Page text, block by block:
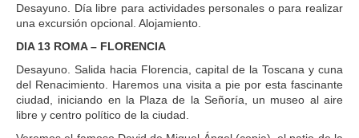
Desayuno. Día libre para actividades personales o para realizar
una excursión opcional. Alojamiento.
DIA 13 ROMA – FLORENCIA
Desayuno. Salida hacia Florencia, capital de la Toscana y cuna
del Renacimiento. Haremos una visita a pie por esta fascinante
ciudad, iniciando en la Plaza de la Señoría, un museo al aire
libre y centro político de la ciudad.